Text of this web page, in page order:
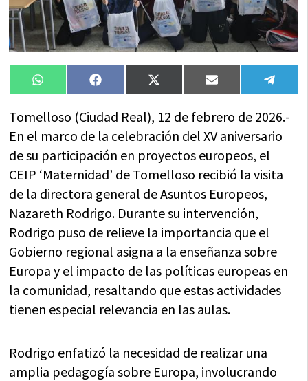
Compartir
en
WhatsAppCompartir
en
FacebookCompartir
en
X
(Twitter)
Compartir
en
Email
en
Tomelloso (Ciudad Real), 12 de febrero de 2026.-
En el marco de la celebración del XV aniversario
de su participación en proyectos europeos, el
CEIP ‘Maternidad’ de Tomelloso recibió la visita
de la directora general de Asuntos Europeos,
Nazareth Rodrigo. Durante su intervención,
Rodrigo puso de relieve la importancia que el
Gobierno regional asigna a la enseñanza sobre
Europa y el impacto de las políticas europeas en
la comunidad, resaltando que estas actividades
tienen especial relevancia en las aulas.
Rodrigo enfatizó la necesidad de realizar una
amplia pedagogía sobre Europa, involucrando